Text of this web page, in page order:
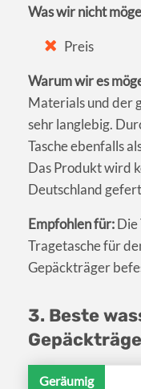
Was wir nicht
Preis
Warum wir es
Materials und der
sehr langlebig.
Tasche ebenfalls
Das Produkt wird
Deutschland
Empfohlen für:Die
Tragetasche für
Gepäckträger
3. Beste
Geräumig